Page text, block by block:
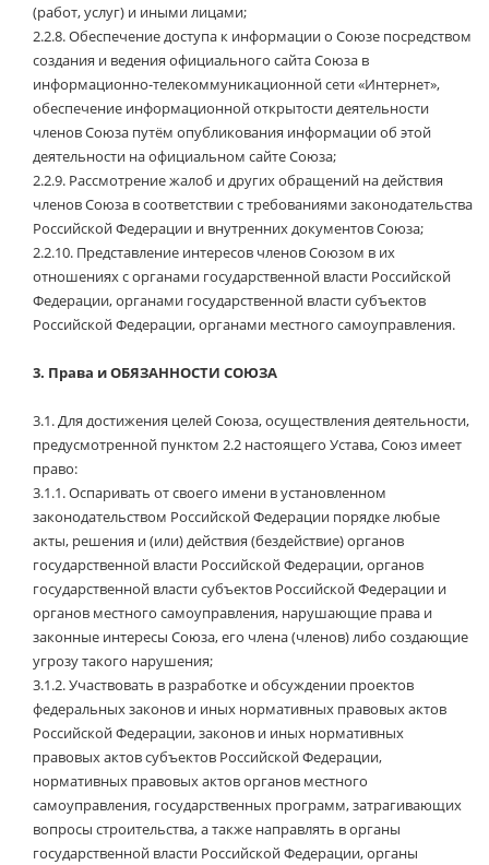
(работ, услуг) и иными лицами;
2.2.8.Обеспечение доступа к информации о Союзе посредством
создания и ведения официального сайта Союза в
информационно-телекоммуникационной сети «Интернет»,
обеспечение информационной открытости деятельности
членов Союза путём опубликования информации об этой
деятельности на официальном сайте Союза;
2.2.9. Рассмотрение жалоб и других обращений на действия
членов Союза в соответствии с требованиями законодательства
Российской Федерации и внутренних документов Союза;
2.2.10. Представление интересов членов Союзом в их
отношениях с органами государственной власти Российской
Федерации, органами государственной власти субъектов
Российской Федерации, органами местного самоуправления.
3. Права и ОБЯЗАННОСТИ СОЮЗА
3.1. Для достижения целей Союза, осуществления деятельности,
предусмотренной пунктом 2.2 настоящего Устава, Союз имеет
право:
3.1.1.Оспаривать от своего имени в установленном
законодательством Российской Федерации порядке любые
акты, решения и (или) действия (бездействие) органов
государственной власти Российской Федерации, органов
государственной власти субъектов Российской Федерации и
органов местного самоуправления, нарушающие права и
законные интересы Союза, его члена (членов) либо создающие
угрозу такого нарушения;
3.1.2.Участвовать в разработке и обсуждении проектов
федеральных законов и иных нормативных правовых актов
Российской Федерации, законов и иных нормативных
правовых актов субъектов Российской Федерации,
нормативных правовых актов органов местного
самоуправления, государственных программ, затрагивающих
вопросы строительства, а также направлять в органы
государственной власти Российской Федерации, органы